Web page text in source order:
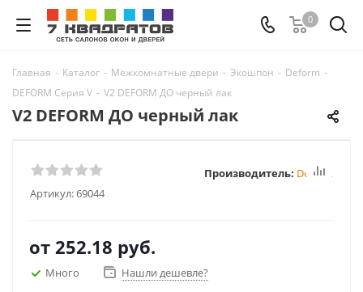
0
Главная - Каталог - Межкомнатные двери - Экошпон - Deform -
DEFORM Серия V - V2 DEFORM ДО черный лак
V2 DEFORM ДО черный лак
Артикул:69044
Производитель: Deform
от 252.18 руб.
Много
Нашли дешевле?